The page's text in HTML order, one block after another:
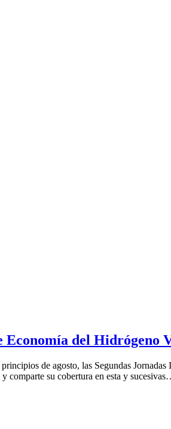
del Hidrógeno
de agosto, las Segundas
comparte su cobertura en esta y